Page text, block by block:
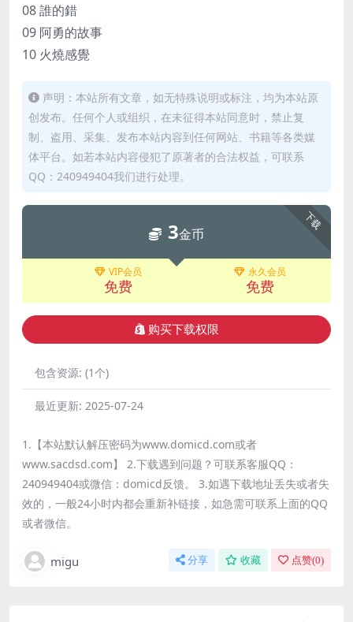
08 誰的錯
09 阿勇的故事
10 火燒感覺
声明：本站所有文章，如无特殊说明或标注，均为本站原
创发布。任何个人或组织，在未征得本站同意时，禁止复
制、盗用、采集、发布本站内容到任何网站、书籍等各类媒
体平台。如若本站内容侵犯了原著者的合法权益，可联系
QQ：240949404我们进行处理。
下载
3金币
VIP会员
免费
永久会员
免费
购买下载权限
包含资源: (1个)
最近更新: 2025-07-24
1.【本站默认解压密码为www.domicd.com或者
www.sacdsd.com】 2.下载遇到问题？可联系客服QQ：
240949404或微信：domicd反馈。 3.如遇下载地址丢失或者失
效的，一般24小时内都会重新补链接，如急需可联系上面的QQ
或者微信。
migu 分享 收藏 点赞(0)